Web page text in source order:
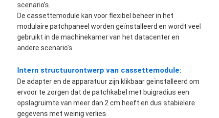
scenario's.
De cassettemodule kan voor flexibel beheer in het
modulaire patchpaneel worden geïnstalleerd en wordt veel
gebruikt in de machinekamer van het datacenter en
andere scenario's.
Intern structuurontwerp van cassettemodule:
De adapter en de apparatuur zijn klikbaar geïnstalleerd om
ervoor te zorgen dat de patchkabel met buigradius een
opslagruimte van meer dan 2 cm heeft en dus stabielere
gegevens met weinig verlies.